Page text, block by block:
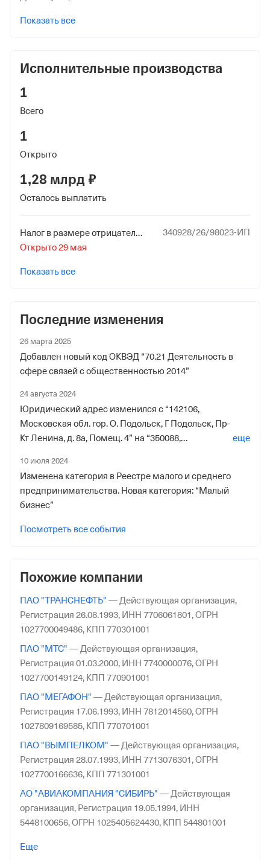
Показать все
Исполнительные производства
1
Всего
1
Открыто
1,28 млрд ₽
Осталось выплатить
Налог в размере отрицательного сальдо ЕНС
340928/26/98023-ИП
Открыто 29 мая
Показать все
Последние изменения
26 марта 2025
Добавлен новый код ОКВЭД “70.21 Деятельность в
сфере связей с общественностью 2014”
24 августа 2024
Юридический адрес изменился с “142106,
Московская обл. гор. О. Подольск, Г Подольск, Пр-
Кт Ленина, д. 8а, Помещ. 4” на “350088,
еще
10 июля 2024
Изменена категория в Реестре малого и среднего
предпринимательства. Новая категория: “Малый
бизнес”
Посмотреть все события
Похожие компании
ПАО "ТРАНСНЕФТЬ" —Действующая организация,
Регистрация 26.08.1993, ИНН 7706061801,ОГРН
1027700049486, КПП 770301001
ПАО "МТС" —Действующая организация,
Регистрация 01.03.2000, ИНН 7740000076,ОГРН
1027700149124, КПП 770901001
ПАО "МЕГАФОН" —Действующая организация,
Регистрация 17.06.1993, ИНН 7812014560,ОГРН
1027809169585, КПП 770701001
ПАО "ВЫМПЕЛКОМ" —Действующая организация,
Регистрация 28.07.1993, ИНН 7713076301,ОГРН
1027700166636, КПП 771301001
АО "АВИАКОМПАНИЯ "СИБИРЬ" —Действующая
организация, Регистрация 19.05.1994, ИНН
5448100656,ОГРН 1025405624430, КПП 544801001
ОАО "КРАСЦВЕТМЕТ"
Еще